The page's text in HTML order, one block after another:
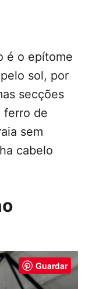
é o epítome
sol, por
secções
ferro de
sem
cabelo
Guardar